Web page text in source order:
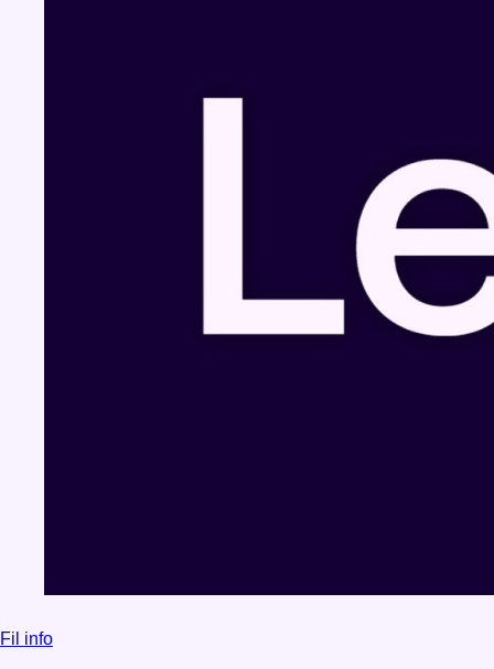
Fil info